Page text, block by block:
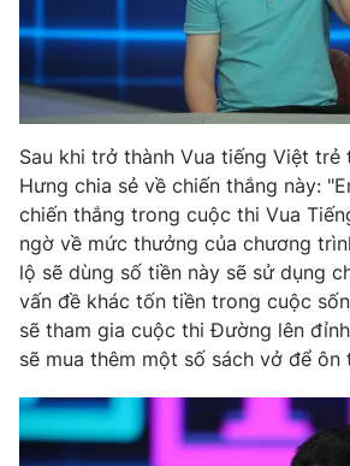
Liên hệ tòa soạn English
THỜI BÁO VTV
Theo dõi báo trên
Cơ quan chủ quản:Đài Truyền hình Việt
Cơ quan báo chí:Thời báo VTV
Giấy phép hoạt động báo in và báo điện
cấp ngày 29/12/2023
Sau khi trở thành Vua tiếng Việt trẻ
Hưng chia sẻ về chiến thắng này:
chiến thắng trong cuộc thi Vua
ngờ về mức thưởng của chương
lộ sẽ dùng số tiền này sẽ sử dụng
vấn đề khác tốn tiền trong cuộc
sẽ tham gia cuộc thi Đường lên
sẽ mua thêm một số sách vở để ôn